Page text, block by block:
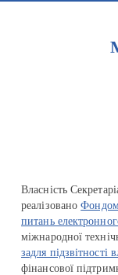
Власність
реалізовано
питань
міжнародної
задля підзвітності
фінансової